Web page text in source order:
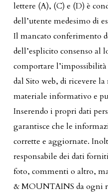
lettere (A), (C) e (D) è
dell’utente medesimo di
Il mancato conferimento
dell’esplicito consenso al
comportare
dal Sito web, di ricevere
materiale informativo e
Inserendo i propri dati
garantisce che le
corrette e aggiornate.
responsabile dei dati
foto, commenti o altro,
& MOUNTAINS da ogni